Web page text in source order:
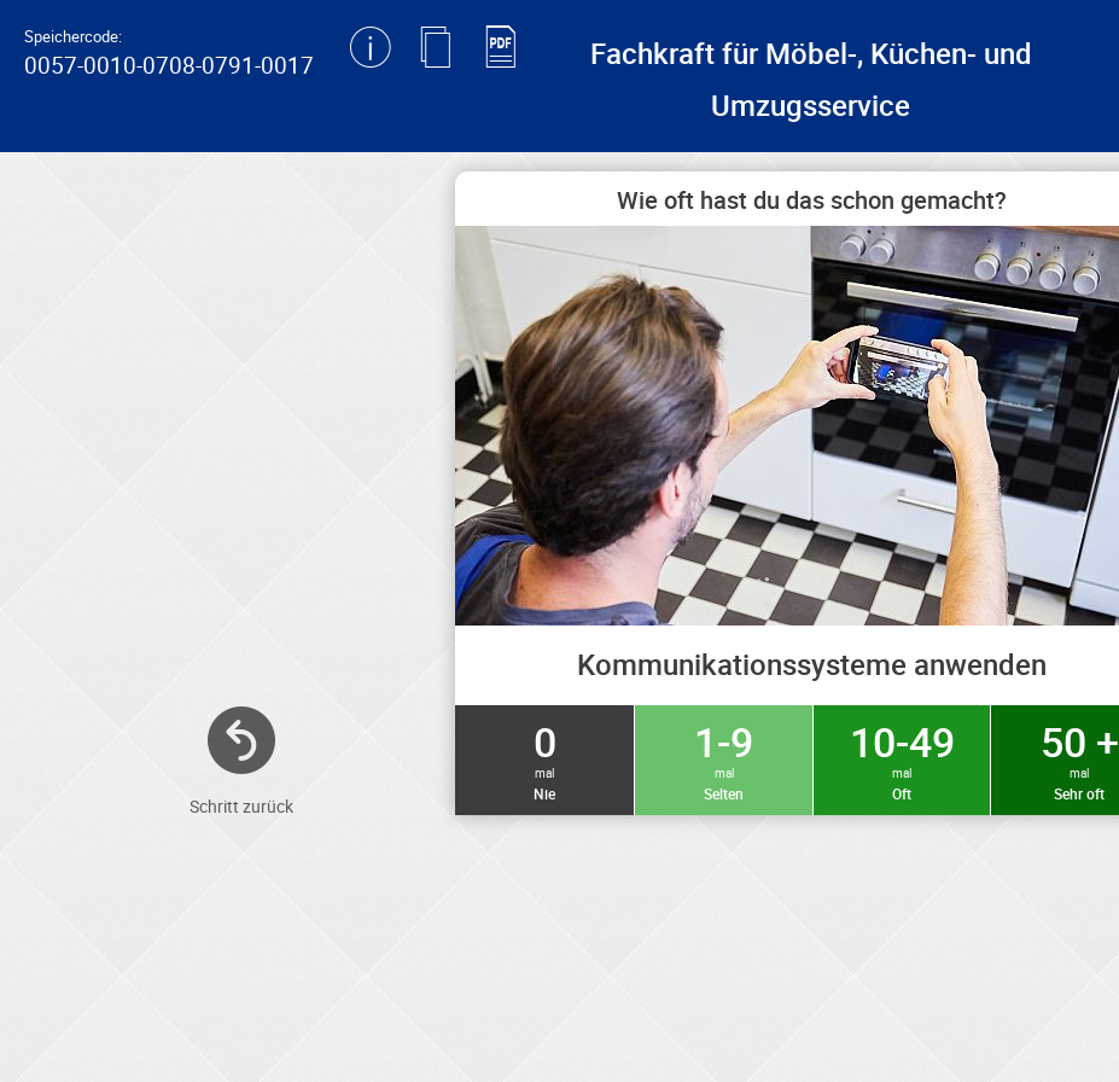
Speichercode:
0057-0010-0708-0791-0017
Fachkraft für Möbel-, Küchen- und
Umzugsservice
Schritt zurück
Wie oft hast du das schon gemacht?
Kommunikationssysteme anwenden
0
mal
Nie
1-9
mal
Selten
10-49
mal
Oft
50 +
mal
Sehr oft